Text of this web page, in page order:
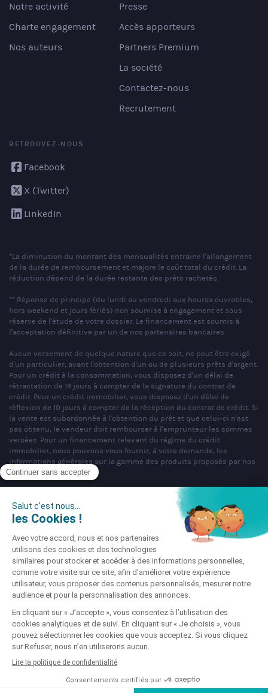
Notre activité
Charte engagement
Nos auteurs
Presse
Accès apporteurs
Partners Premium
La société
Contactez-nous
Recrutement
RETROUVEZ-NOUS
Facebook
X (Twitter)
LinkedIn
*La diminution du montant des mensualités entraine l'allongement
de la durée de remboursement et majore le coût total du crédit. La
réduction dépend de la durée restante des prêts rachetés.
** Réponse de principe (du lundi au vendredi aux heures ouvrables,
hors weekend et jours fériés) non soumise à engagement et sous
réserve de l'étude de votre dossier. Le financement est soumis à
l'acceptation définitive par un de nos partenaires bancaires.
Aucun versement de quelque nature que ce soit, ne peut être exigé
d'un particulier, avant l'obtention d'un ou de plusieurs prêts d'argent.
Pour un crédit à la consommation, vous disposez d'un délai de
rétractation de 14 jours à compter de la signature du contrat de
crédit. Pour un crédit immobilier, vous disposez d'un délai de
réflexion de 10 jours à compter de la réception du contrat de crédit. Si
la vente est subordonnée à l'obtention du prêt et que celui-ci n'est
pas obtenu, le vendeur doit rembourser à l'emprunteur les sommes
versées. Pour un financement relevant du régime du crédit
immobilier, nous pouvons vous fournir, à votre demande, les
informations générales sur la gamme des produits proposés par nos
partenaires bancaires.
SAS PARTNERS FINANCES au capital de 1 000 000 € - R.C.S. Nancy
n°404 681 496 - siège social : 22 rue de Malzéville, 54000 NANCY -
Mandataire non exclusif en opérations de banques et en services de
paiement & Intermédiaire en assurance, Courtier en opérations de
banque et services de paiement (COBSP), Courtier d'assurance ou de
réassurance (COA), Mandataire d'Intermédiaire d'Assurance (MIA)
immatriculé sous le n°ORIAS 07 036 794 (www.orias.fr).
Société soumise au contrôle de l'Autorité de Contrôle Prudentiel et de
Résolution (ACPR), dont l'adresse est sis 4 Place de Budapest, CS
92459, 75436 Paris Cedex 09 téléphone : 01 49 95 40 00 site :
www.acpr.banque-france.fr.
Site enregistré auprès de la CNIL sous le N° 856647 © Partners
Finances 2026
d'accessibilité